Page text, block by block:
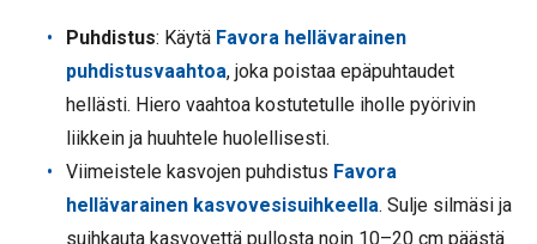
Puhdistus: Käytä Favora hellävarainen
puhdistusvaahtoa, joka poistaa epäpuhtaudet
hellästi. Hiero vaahtoa kostutetulle iholle pyörivin
liikkein ja huuhtele huolellisesti.
Viimeistele kasvojen puhdistus Favora
hellävarainen kasvovesisuihkeella. Sulje silmäsi ja
suihkauta kasvovettä pullosta noin 10–20 cm päästä